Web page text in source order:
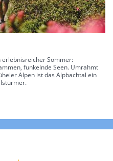
Sommer:
funkelnde Seen. Umrahmt
Alpen ist das Alpbachtal ein